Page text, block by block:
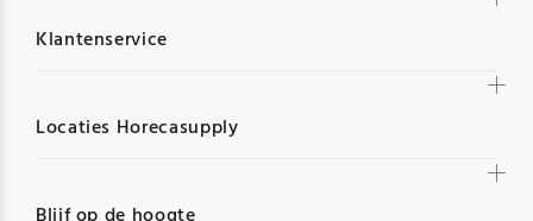
Klantenservice
Locaties Horecasupply